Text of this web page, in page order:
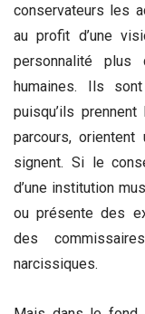
conservateurs les
au profit d’une
personnalité plus
humaines. Ils
puisqu’ils
parcours,
signent. Si le
d’une institution
ou présente des
des
narcissiques.